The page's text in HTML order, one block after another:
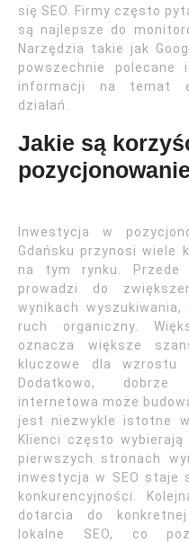
się SEO. Firmy często
są najlepsze do
Narzędzia takie jak
powszechnie
informacji na temat
działań.
Jakie są
Inwestycja w
Gdańsku przynosi wiele
na tym rynku. Przede
prowadzi do
wynikach
ruch organiczny.
oznacza większe
kluczowe dla wzrostu
Dodatkowo, dobrze
internetowa może
jest niezwykle istotne
Klienci często
pierwszych stronach
inwestycja w SEO staje
konkurencyjności.
dotarcia do
lokalne SEO, co